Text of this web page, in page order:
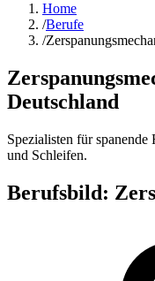
Home
/Berufe
/
Deutschland
Spezialisten für
und Schleifen.
Berufsbild: